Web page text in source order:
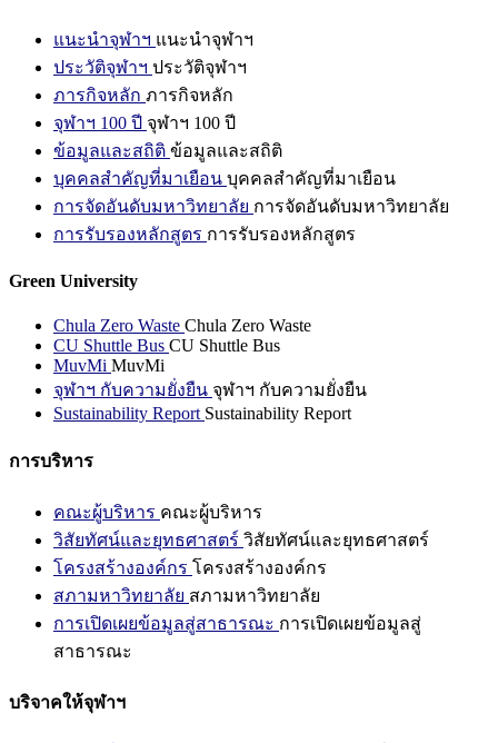
แนะนำจุฬาฯ แนะนำจุฬาฯ
ประวัติจุฬาฯ ประวัติจุฬาฯ
ภารกิจหลัก ภารกิจหลัก
จุฬาฯ 100 ปี จุฬาฯ 100 ปี
ข้อมูลและสถิติ ข้อมูลและสถิติ
บุคคลสำคัญที่มาเยือน บุคคลสำคัญที่มาเยือน
การจัดอันดับมหาวิทยาลัย การจัดอันดับมหาวิทยาลัย
การรับรองหลักสูตร การรับรองหลักสูตร
Green University
Chula Zero Waste Chula Zero Waste
CU Shuttle Bus CU Shuttle Bus
MuvMi MuvMi
จุฬาฯ กับความยั่งยืน จุฬาฯ กับความยั่งยืน
Sustainability Report Sustainability Report
การบริหาร
คณะผู้บริหาร คณะผู้บริหาร
วิสัยทัศน์และยุทธศาสตร์ วิสัยทัศน์และยุทธศาสตร์
โครงสร้างองค์กร โครงสร้างองค์กร
สภามหาวิทยาลัย สภามหาวิทยาลัย
การเปิดเผยข้อมูลสู่สาธารณะ การเปิดเผยข้อมูลสู่
สาธารณะ
บริจาคให้จุฬาฯ